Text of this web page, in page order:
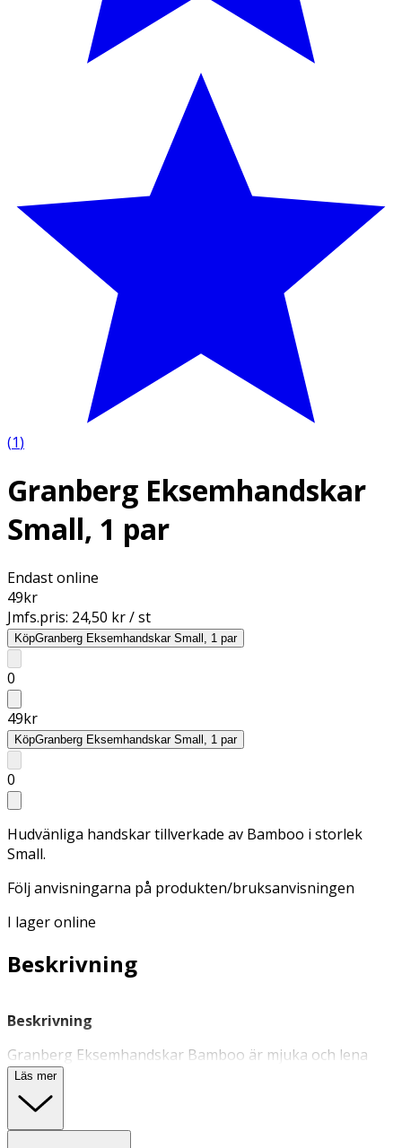
(1)
Granberg Eksemhandskar
Small, 1 par
Endast online
49kr
Jmfs.pris: 24,50 kr / st
KöpGranberg Eksemhandskar Small, 1 par
0
49kr
KöpGranberg Eksemhandskar Small, 1 par
0
Hudvänliga handskar tillverkade av Bamboo i storlek
Small.
Följ anvisningarna på produkten/bruksanvisningen
I lager online
Beskrivning
Beskrivning
Granberg Eksemhandskar Bamboo är mjuka och lena
handskar tillverkade av hudvänlig bambufiber.
Handskarna hindrar dig att klia direkt på eksem och sår,
samt bidrar till att kräm eller salva stannar kvar på
huden. Handskarna har en god passform och är mycket
Läs mer